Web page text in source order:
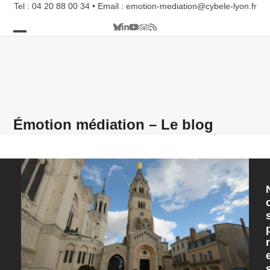
Skip
content
Tel : 04 20 88 00 34 • Email : emotion-mediation@cybele-lyon.fr
Bluesky
LinkedIn
YouTube
Tripadvisor
RSS
Émotion médiation – Le blog
r